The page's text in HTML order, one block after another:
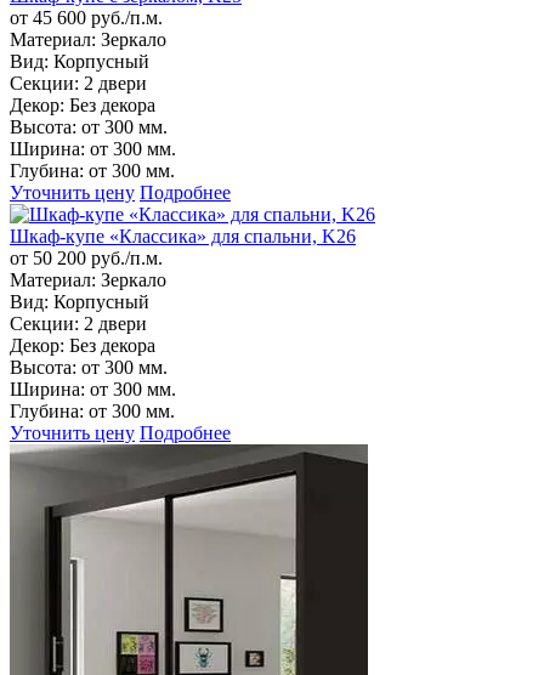
от 45 600 руб./п.м.
Материал: Зеркало
Вид: Корпусный
Секции: 2 двери
Декор: Без декора
Высота: от 300 мм.
Ширина: от 300 мм.
Глубина: от 300 мм.
Уточнить цену Подробнее
Шкаф-купе «Классика» для спальни, K26
от 50 200 руб./п.м.
Материал: Зеркало
Вид: Корпусный
Секции: 2 двери
Декор: Без декора
Высота: от 300 мм.
Ширина: от 300 мм.
Глубина: от 300 мм.
Уточнить цену Подробнее